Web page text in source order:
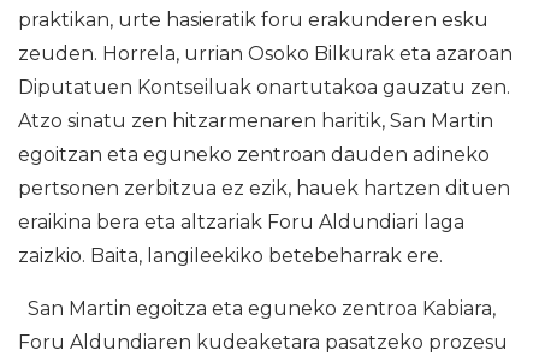
praktikan, urte hasieratik foru erakunderen esku
zeuden. Horrela, urrian Osoko Bilkurak eta azaroan
Diputatuen Kontseiluak onartutakoa gauzatu zen.
Atzo sinatu zen hitzarmenaren haritik, San Martin
egoitzan eta eguneko zentroan dauden adineko
pertsonen zerbitzua ez ezik, hauek hartzen dituen
eraikina bera eta altzariak Foru Aldundiari laga
zaizkio. Baita, langileekiko betebeharrak ere.
San Martin egoitza eta eguneko zentroa Kabiara,
Foru Aldundiaren kudeaketara pasatzeko prozesu